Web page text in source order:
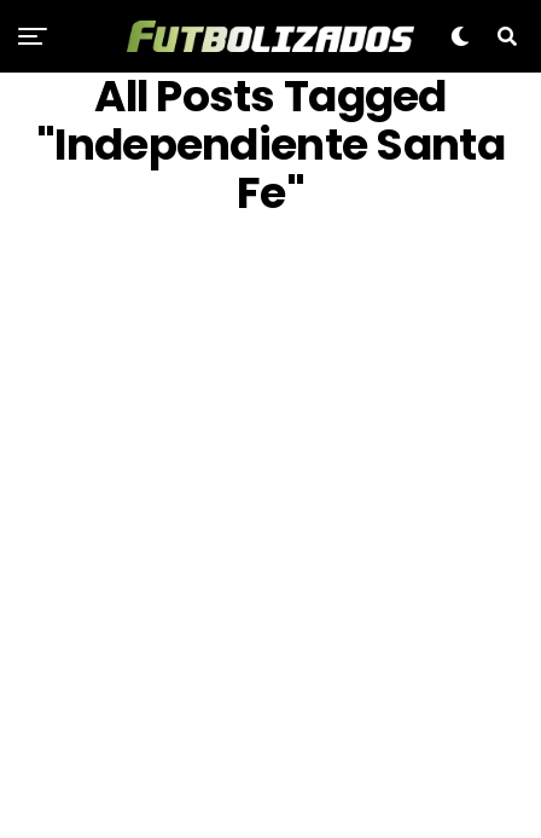
All Posts Tagged
"Independiente Santa
Fe"